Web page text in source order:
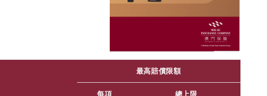
最高賠償限額
每項 總上限